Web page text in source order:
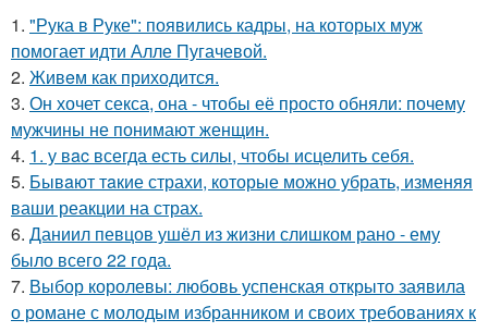
1. "Рука в Руке": появились кадры, на которых муж
помогает идти Алле Пугачевой.
2. Живeм как приходится.
3. Он хочет секса, она - чтобы её просто обняли: почему
мужчины не понимают женщин.
4. 1. у вac всегда есть силы, чтобы исцелить себя.
5. Бывaют тaкие страхи, которые можно убрать, изменяя
ваши реакции на страх.
6. Даниил певцов ушёл из жизни слишком рано - ему
было всего 22 года.
7. Выбор королевы: любовь успенская открыто заявила
о романе с молодым избранником и своих требованиях к